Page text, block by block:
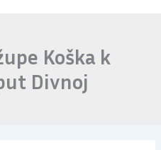
Koška k
Divnoj